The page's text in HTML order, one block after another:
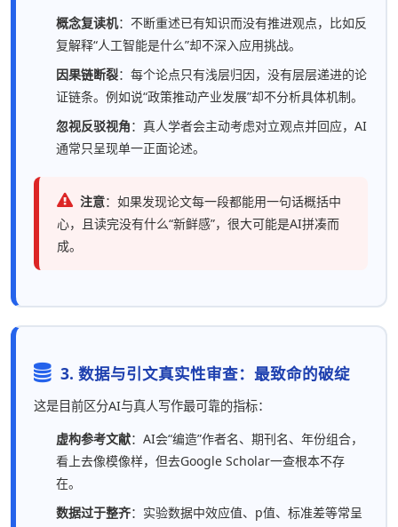
概念复读机：不断重述已有知识而没有推进观点，比如反
复解释“人工智能是什么”却不深入应用挑战。
因果链断裂：每个论点只有浅层归因，没有层层递进的论
证链条。例如说“政策推动产业发展”却不分析具体机制。
忽视反驳视角：真人学者会主动考虑对立观点并回应，AI
通常只呈现单一正面论述。
注意：如果发现论文每一段都能用一句话概括中
心，且读完没有什么“新鲜感”，很大可能是AI拼凑而
成。
3. 数据与引文真实性审查：最致命的破绽
这是目前区分AI与真人写作最可靠的指标：
虚构参考文献：AI会“编造”作者名、期刊名、年份组合，
看上去像模像样，但去Google Scholar一查根本不存
在。
数据过于整齐：实验数据中效应值、p值、标准差等常呈